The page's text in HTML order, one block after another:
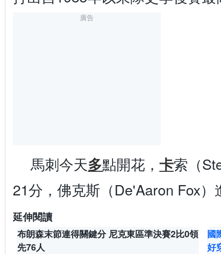
廣告
馬刺今天多點開花， 卡索（
21分，佛克斯（De'Aaron Fox）
延伸閱讀
布朗森末節連得關鍵分 尼克東區準決賽2比0領
先76人
國
好